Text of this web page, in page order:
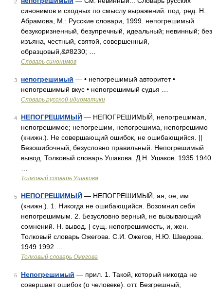
2
синонимов и сходных по смыслу выражений. под. ред. Н.
Абрамова, М.: Русские словари, 1999. непогрешимый
безукоризненный, безупречный, идеальный; невинный; без
изъяна, честный, святой, совершенный,
образцовый,&#8230; …
Словарь синонимов
3 непогрешимый — • непогрешимый авторитет •
непогрешимый вкус • непогрешимый судья …
Словарь русской идиоматики
4 НЕПОГРЕШИМЫЙ — НЕПОГРЕШИМЫЙ, непогрешимая,
непогрешимое; непогрешим, непогрешима, непогрешимо
(книжн.). Не совершающий ошибок, не ошибающийся. ||
Безошибочный, безусловно правильный. Непогрешимый
вывод. Толковый словарь Ушакова. Д.Н. Ушаков. 1935 1940
Толковый словарь Ушакова
5 НЕПОГРЕШИМЫЙ — НЕПОГРЕШИМЫЙ, ая, ое; им
(книжн.). 1. Никогда не ошибающийся. Возомнил себя
непогрешимым. 2. Безусловно верный, не вызывающий
сомнений. Н. вывод. | сущ. непогрешимость, и, жен.
Толковый словарь Ожегова. С.И. Ожегов, Н.Ю. Шведова.
1949 1992 …
Толковый словарь Ожегова
6 Непогрешимый — прил. 1. Такой, который никогда не
совершает ошибок (о человеке). отт. Безгрешный,